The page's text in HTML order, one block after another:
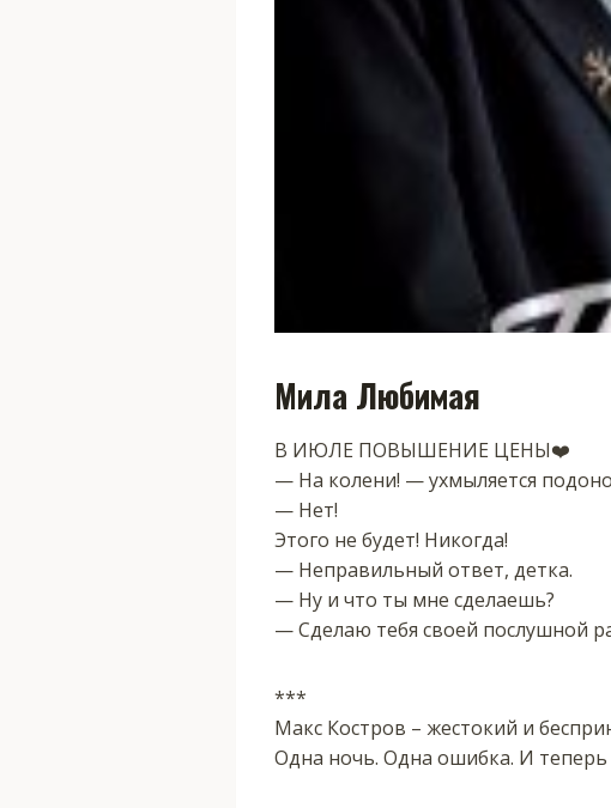
Мила Любимая
В‍ ИЮЛЕ ПОВЫШЕНИЕ ЦЕНЫ‍❤️‍
— На колени! — ухмыляется
— Нет!
Этого не будет! Никогда!
— Неправильный ответ, детка.
— Ну и что ты мне сделаешь?
— Сделаю тебя своей послушной
***
Макс Костров – жестокий и
Одна ночь. Одна ошибка. И